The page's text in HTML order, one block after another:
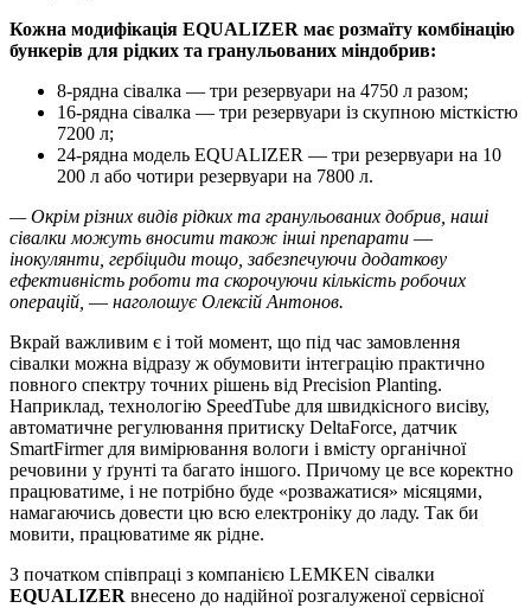
Кожна модифікація EQUALIZER має розмаїту комбінацію
бункерів для рідких та гранульованих міндобрив:
8-рядна сівалка ― три резервуари на 4750 л разом;
16-рядна сівалка ― три резервуари із скупною місткістю
7200 л;
24-рядна модель EQUALIZER ― три резервуари на 10
200 л або чотири резервуари на 7800 л.
— Окрім різних видів рідких та гранульованих добрив, наші
сівалки можуть вносити також інші препарати ―
інокулянти, гербіциди тощо, забезпечуючи додаткову
ефективність роботи та скорочуючи кількість робочих
операцій, ― наголошує Олексій Антонов.
Вкрай важливим є і той момент, що під час замовлення
сівалки можна відразу ж обумовити інтеграцію практично
повного спектру точних рішень від Precision Planting.
Наприклад, технологію SpeedTube для швидкісного висіву,
автоматичне регулювання притиску DeltaForce, датчик
SmartFirmer для вимірювання вологи і вмісту органічної
речовини у ґрунті та багато іншого. Причому це все коректно
працюватиме, і не потрібно буде «розважатися» місяцями,
намагаючись довести цю всю електроніку до ладу. Так би
мовити, працюватиме як рідне.
З початком співпраці з компанією LEMKEN сівалки
EQUALIZER внесено до надійної розгалуженої сервісної